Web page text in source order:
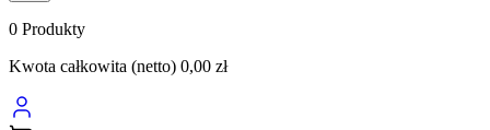
0 Produkty
Kwota całkowita (netto) 0,00 zł